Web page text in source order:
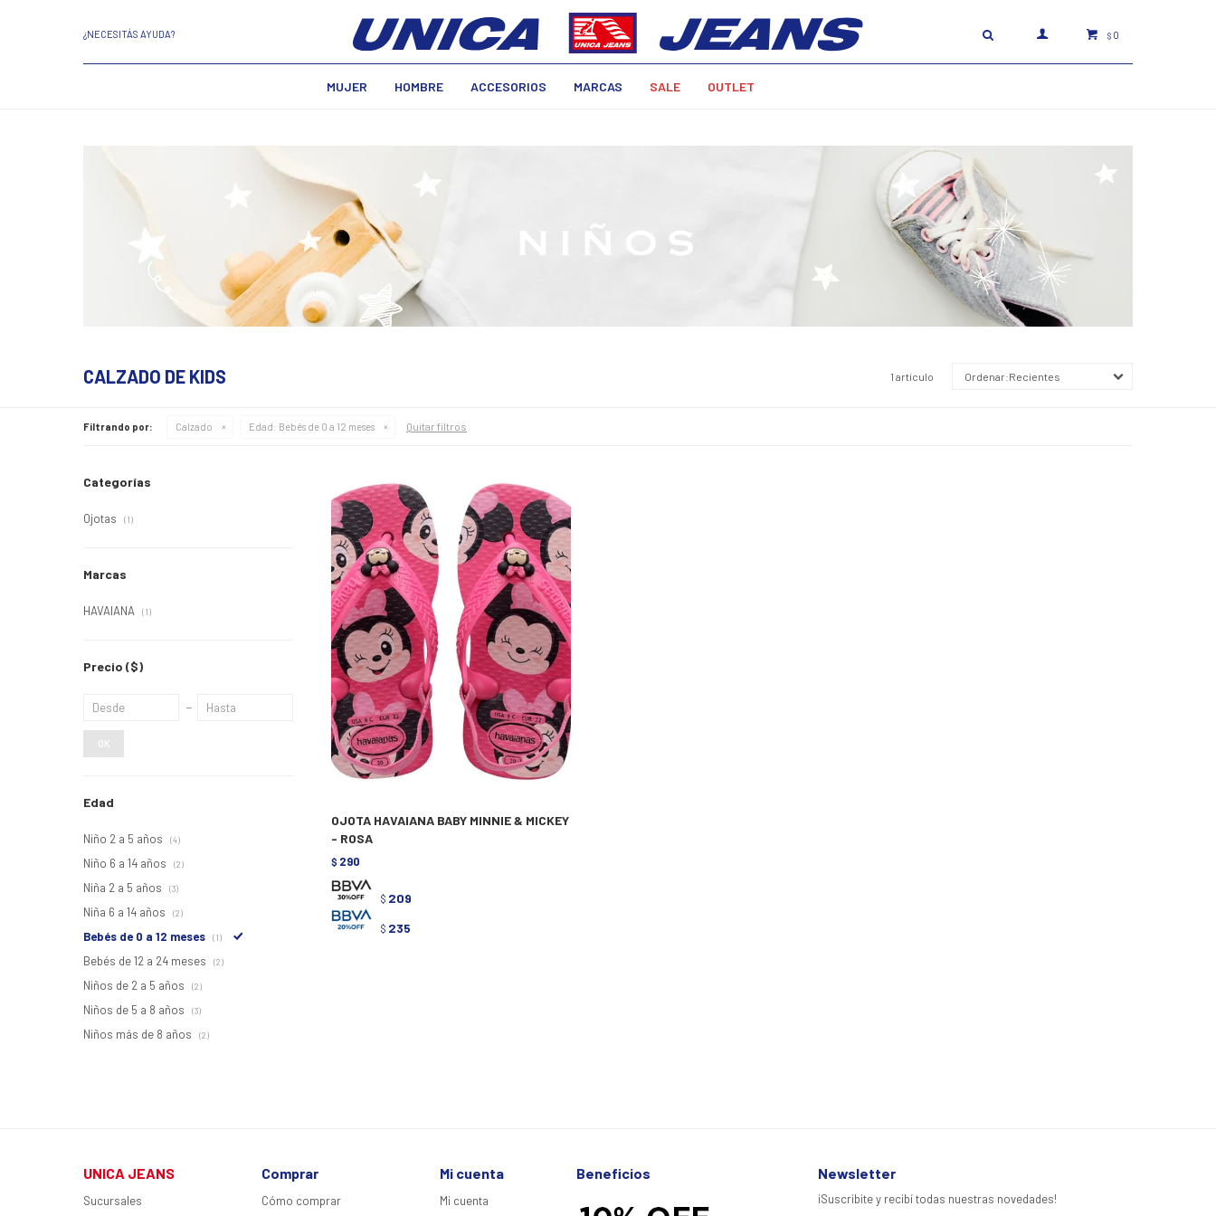
MUJER HOMBRE ACCESORIOS MARCAS SALE OUTLET
$ 0
¿NECESITÁS AYUDA?
CALZADO DE KIDS 1 artículo Recientes
Filtrando por: Calzado Edad: Bebés de 0 a 12 meses Quitar filtros
OJOTA HAVAIANA BABY MINNIE & MICKEY
- ROSA
$ 290
$ 209
$ 235
Categorías
Ojotas (1)
Marcas
HAVAIANA (1)
Precio ($)
OK
Edad
Niño 2 a 5 años (4)
Niño 6 a 14 años (2)
Niña 2 a 5 años (3)
Niña 6 a 14 años (2)
Bebés de 0 a 12 meses (1)
Bebés de 12 a 24 meses (2)
Niños de 2 a 5 años (2)
Niños de 5 a 8 años (3)
Niños más de 8 años (2)
UNICA JEANS
Sucursales
Comprar
Cómo comprar
Mi cuenta
Mi cuenta
Beneficios Newsletter
¡Suscribite y recibí todas nuestras novedades!